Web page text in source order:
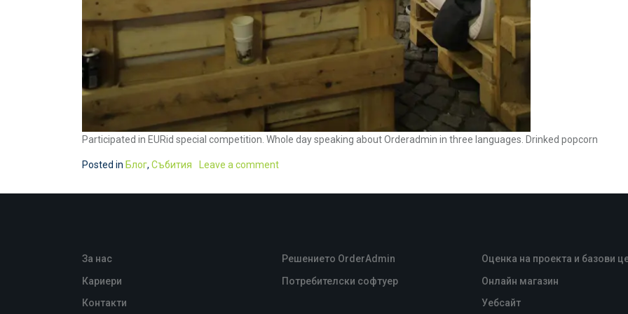
Participated in EURid special competition. Whole day speaking about Orderadmin in three languages. Drinked popcorn
Posted in Блог, Събития Leave a comment
За нас
Кариери
Контакти
Решението OrderAdmin
Потребителски софтуер
Оценка на проекта и базови
Oнлайн магазин
Уебсайт